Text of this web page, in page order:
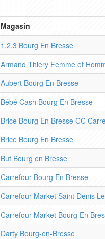
Magasin
1.2.3 Bourg En Bresse
Armand Thiery Femme et
Aubert Bourg En Bresse
Bébé Cash Bourg En Bresse
Brice Bourg En Bresse CC
Brice Bourg En Bresse
But Bourg en Bresse
Carrefour Bourg En Bresse
Carrefour Market Saint Denis
Carrefour Market Bourg En
Darty Bourg-en-Bresse